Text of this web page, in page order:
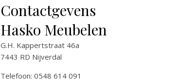
Contactgevens
Hasko Meubelen
G.H. Kappertstraat 46a
7443 RD Nijverdal
Telefoon: 0548 614 091